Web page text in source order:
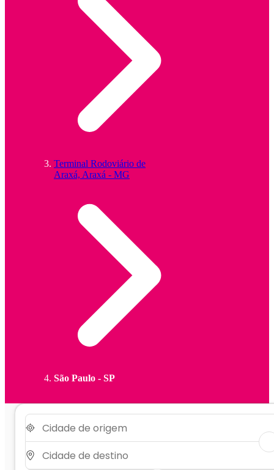
Terminal Rodoviário de
Araxá, Araxá - MG
São Paulo - SP